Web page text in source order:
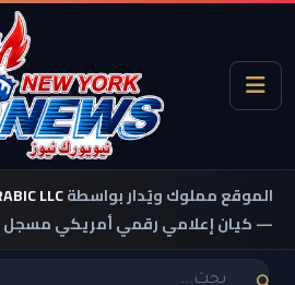
الموقع مملوك ويُدار بواسطةLLC
— كيان إعلامي رقمي أمريكي مسجل